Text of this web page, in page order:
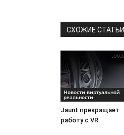
СХОЖИЕ СТАТЬИ
Новости виртуальной
реальности
Jaunt прекращает
работу с VR